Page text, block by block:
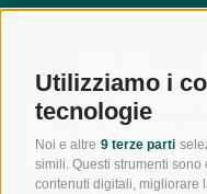
Utilizziamo i
tecnologie
Noi e altre 9 terze parti
simili. Questi strumenti
contenuti digitali, migliorare